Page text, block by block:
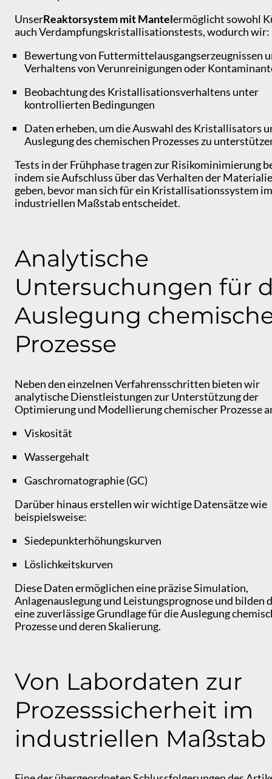
UnserReaktorsystem mit Mantelermöglicht sowohl
auch Verdampfungskristallisationstests, wodurch wir:
Bewertung von Futtermittelausgangserzeugnissen
Verhaltens von Verunreinigungen oder
Beobachtung des Kristallisationsverhaltens unter
kontrollierten Bedingungen
Daten erheben, um die Auswahl des Kristallisators
Auslegung des chemischen Prozesses zu
Tests in der Frühphase tragen zur Risikominimierung
indem sie Aufschluss über das Verhalten der
geben, bevor man sich für ein Kristallisationssystem im
industriellen Maßstab entscheidet.
Analytische
Untersuchungen für
Auslegung
Prozesse
Neben den einzelnen Verfahrensschritten bieten wir
analytische Dienstleistungen zur Unterstützung der
Optimierung und Modellierung chemischer Prozesse
Viskosität
Wassergehalt
Gaschromatographie (GC)
Darüber hinaus erstellen wir wichtige Datensätze wie
beispielsweise:
Siedepunkterhöhungskurven
Löslichkeitskurven
Diese Daten ermöglichen eine präzise Simulation,
Anlagenauslegung und Leistungsprognose und bilden
eine zuverlässige Grundlage für die Auslegung
Prozesse und deren Skalierung.
Von Labordaten zur
Prozesssicherheit im
industriellen Maßstab